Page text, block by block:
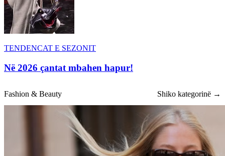
TENDENCAT E SEZONIT
Në 2026 çantat mbahen hapur!
Fashion & Beauty Shiko kategorinë →